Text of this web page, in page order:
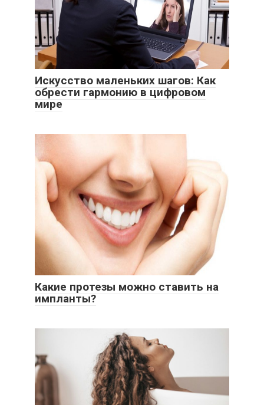
Искусство маленьких шагов: Как
обрести гармонию в цифровом
мире
Какие протезы можно ставить на
импланты?